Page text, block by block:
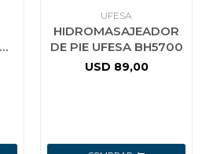
UFESA
HIDROMASAJEADOR
DE PIE UFESA BH5700
USD 89,00